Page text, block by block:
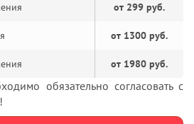
от 299 руб.
от 1300 руб.
от 1980 руб.
обязательно согласовать с